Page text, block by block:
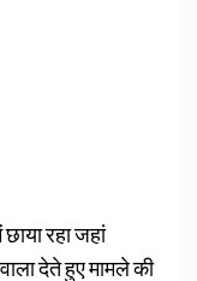
रहा जहां
देते हुए मामले की